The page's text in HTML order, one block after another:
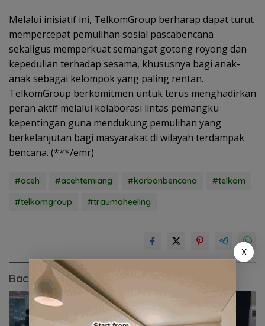
Melalui inisiatif ini, TelkomGroup berharap dapat turut
mempercepat pemulihan sosial pascabencana
sekaligus memperkuat semangat gotong royong dan
kepedulian terhadap sesama, khususnya bagi anak-
anak sebagai kelompok yang paling rentan.
TelkomGroup berkomitmen untuk terus menghadirkan
peran aktif melalui kolaborasi lintas pemangku
kepentingan guna mendukung pemulihan yang
berkelanjutan bagi masyarakat di wilayah terdampak
bencana. (***/emr)
#aceh #acehtemiang #korbanbencana
#telkom
#telkomgroup
#traumaheeling
Baca Juga
X